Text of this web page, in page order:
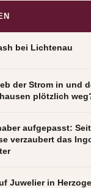
bei Lichtenau
der Strom in und
plötzlich
aufgepasst:
verzaubert das
Juwelier in